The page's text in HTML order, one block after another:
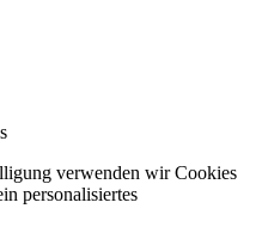
verwenden wir Cookies
personalisiertes